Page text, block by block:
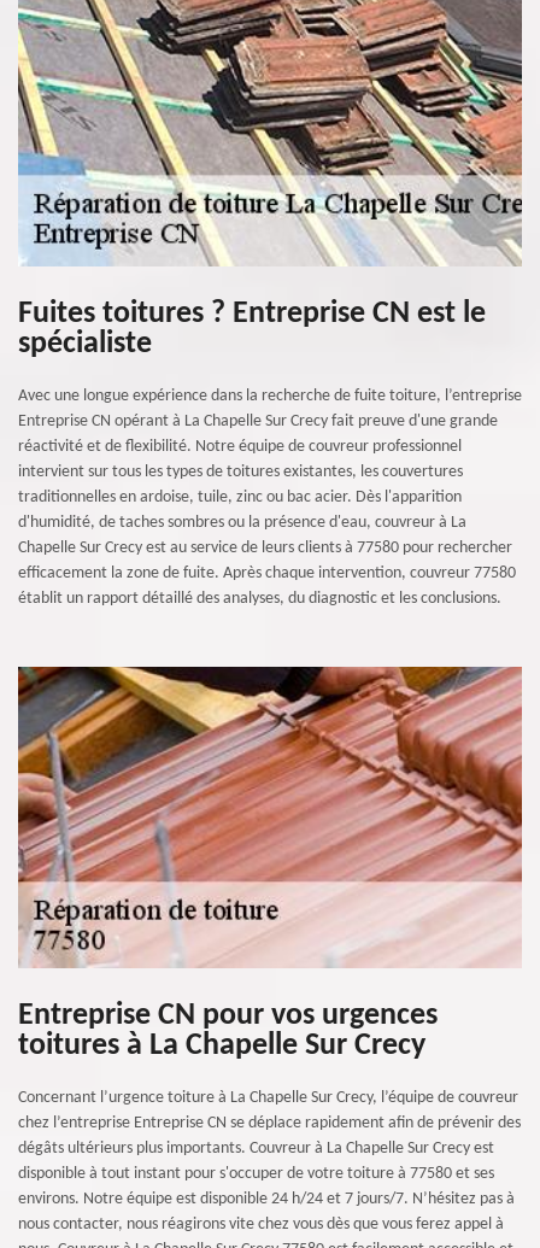
Fuites toitures ? Entreprise CN est le
spécialiste
Avec une longue expérience dans la recherche de fuite toiture, l’entreprise
Entreprise CN opérant à La Chapelle Sur Crecy fait preuve d'une grande
réactivité et de flexibilité. Notre équipe de couvreur professionnel
intervient sur tous les types de toitures existantes, les couvertures
traditionnelles en ardoise, tuile, zinc ou bac acier. Dès l'apparition
d'humidité, de taches sombres ou la présence d'eau, couvreur à La
Chapelle Sur Crecy est au service de leurs clients à 77580 pour rechercher
efficacement la zone de fuite. Après chaque intervention, couvreur 77580
établit un rapport détaillé des analyses, du diagnostic et les conclusions.
Entreprise CN pour vos urgences
toitures à La Chapelle Sur Crecy
Concernant l’urgence toiture à La Chapelle Sur Crecy, l’équipe de couvreur
chez l’entreprise Entreprise CN se déplace rapidement afin de prévenir des
dégâts ultérieurs plus importants. Couvreur à La Chapelle Sur Crecy est
disponible à tout instant pour s'occuper de votre toiture à 77580 et ses
environs. Notre équipe est disponible 24 h/24 et 7 jours/7. N’hésitez pas à
nous contacter, nous réagirons vite chez vous dès que vous ferez appel à